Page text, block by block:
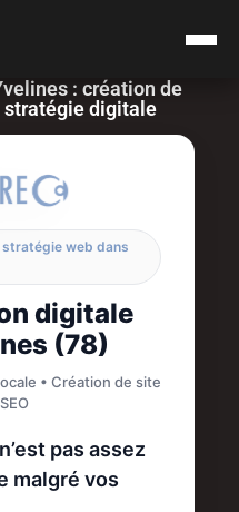
: création de
stratégie digitale
web dans
digitale
(78)
• Création de site
pas assez
malgré vos